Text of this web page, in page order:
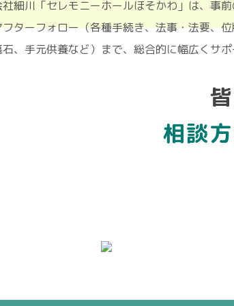
株式会社細川「セレモニーホールほそかわ」は
後のアフターフォロー（各種手続き、法事・
壇・墓石、手元供養など）まで、総合的に幅広
相談